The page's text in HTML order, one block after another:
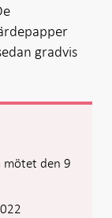
gradvis
den 9